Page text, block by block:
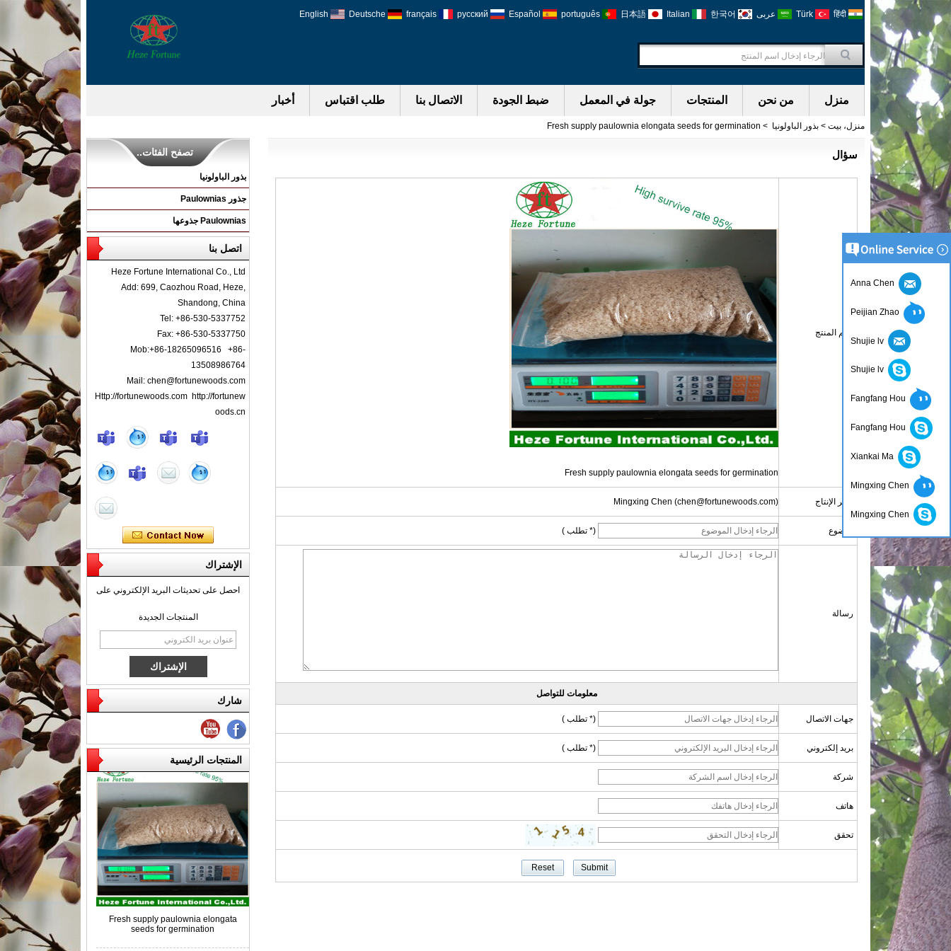
English Deutsche français русский Español português 日本語 Italian 한국어 عربى Türk हिंदी
منزل من نحن المنتجات جولة في المعمل ضبط الجودة الاتصال بنا طلب اقتباس أخبار
منزل، بيت > بذور الباولونيا >
Fresh supply paulownia elongata seeds for germination
تصفح الفئات..
بذور الباولونيا
جذور Paulownias
Paulownias جذوعها
اتصل بنا
Heze Fortune International Co., Ltd
Add: 699, Caozhou Road, Heze,
Shandong, China
Tel: +86-530-5337752
Fax: +86-530-5337750
Mob:+86-18265096516 +86-
13508986764
Mail: chen@fortunewoods.com
Http://fortunewoods.com http://fortunew
oods.cn
اتصل الآن
الإشتراك
احصل على تحديثات البريد الإلكتروني على
المنتجات الجديدة
شارك
المنتجات الرئيسية
الأسعار التنافسية جذور باولينيا للتربية
seeds for germination
سؤال
اسم المنتج
Fresh supply paulownia elongata seeds for germination
مدير الإنتاج Mingxing Chen (chen@fortunewoods.com)
موضوع (* تطلب )
رسالة
معلومات للتواصل
جهات الاتصال (* تطلب )
بريد إلكتروني (* تطلب )
شركة
هاتف
تحقق
Anna Chen
Shujie lv